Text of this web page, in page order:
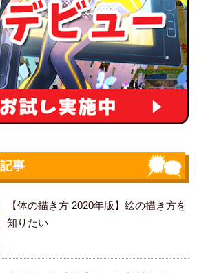
事
【体の描き方 2020年版】絵の描き方を
知りたい